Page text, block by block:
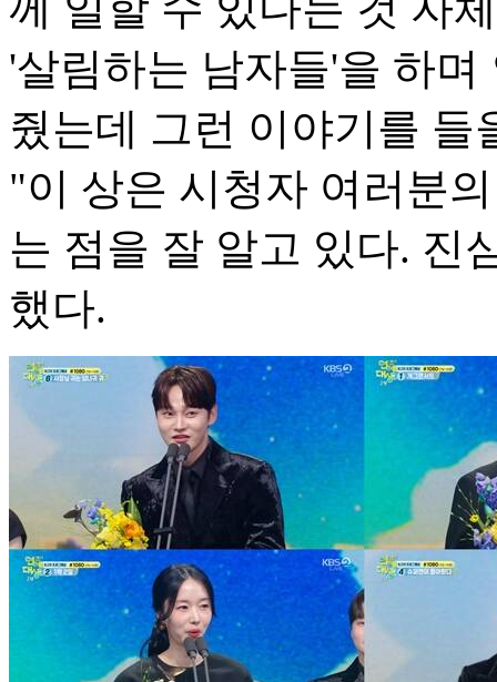
'살림하는 남자들'을 하
줬는데 그런 이야기를
"이 상은 시청자 여러분
는 점을 잘 알고 있다. 진
했다.